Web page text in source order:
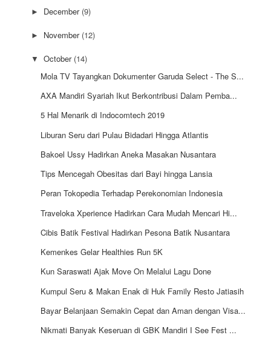
► December (9)
► November (12)
▼ October (14)
Mola TV Tayangkan Dokumenter Garuda Select - The S...
AXA Mandiri Syariah Ikut Berkontribusi Dalam Pemba...
5 Hal Menarik di Indocomtech 2019
Liburan Seru dari Pulau Bidadari Hingga Atlantis
Bakoel Ussy Hadirkan Aneka Masakan Nusantara
Tips Mencegah Obesitas dari Bayi hingga Lansia
Peran Tokopedia Terhadap Perekonomian Indonesia
Traveloka Xperience Hadirkan Cara Mudah Mencari Hi...
Cibis Batik Festival Hadirkan Pesona Batik Nusantara
Kemenkes Gelar Healthies Run 5K
Kun Saraswati Ajak Move On Melalui Lagu Done
Kumpul Seru & Makan Enak di Huk Family Resto Jatiasih
Bayar Belanjaan Semakin Cepat dan Aman dengan Visa...
Nikmati Banyak Keseruan di GBK Mandiri I See Fest ...